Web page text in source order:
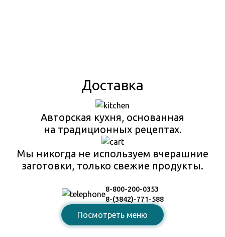
Доставка
Авторская кухня, основанная
на традиционных рецептах.
Мы никогда не используем вчерашние
заготовки, только свежие продукты.
Посмотреть меню
8-800-200-0353
8-(3842)-771-588